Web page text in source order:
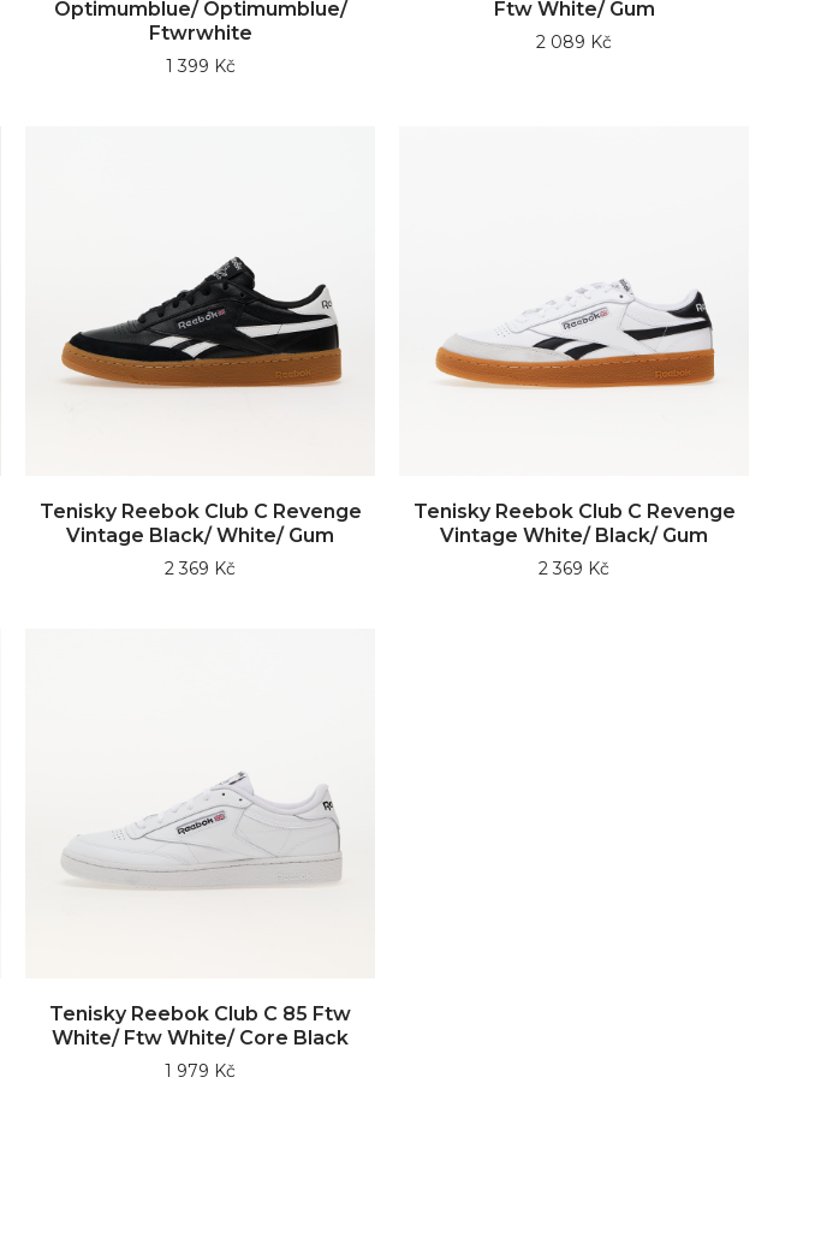
Optimumblue/ Optimumblue/
Ftwrwhite
1 399 Kč
Ftw White/ Gum
2 089 Kč
Tenisky Reebok Club C Revenge
Vintage Black/ White/ Gum
2 369 Kč
Tenisky Reebok Club C Revenge
Vintage White/ Black/ Gum
2 369 Kč
Tenisky Reebok Club C 85 Ftw
White/ Ftw White/ Core Black
1 979 Kč